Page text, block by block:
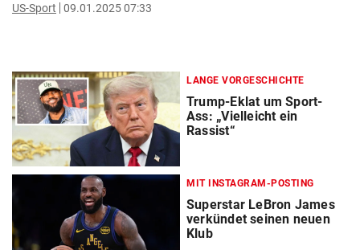
US-Sport 09.01.2025 07:33
LANGE VORGESCHICHTE
Trump-Eklat um Sport-
Ass: „Vielleicht ein
Rassist“
MIT INSTAGRAM-POSTING
Superstar LeBron James
verkündet seinen neuen
Klub